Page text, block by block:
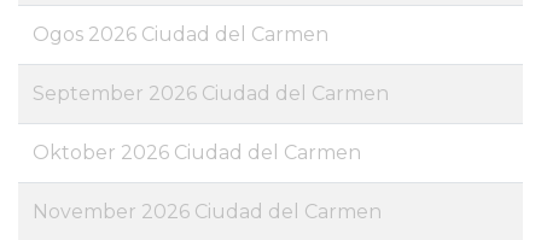
Ogos 2026 Ciudad del Carmen
September 2026 Ciudad del Carmen
Oktober 2026 Ciudad del Carmen
November 2026 Ciudad del Carmen